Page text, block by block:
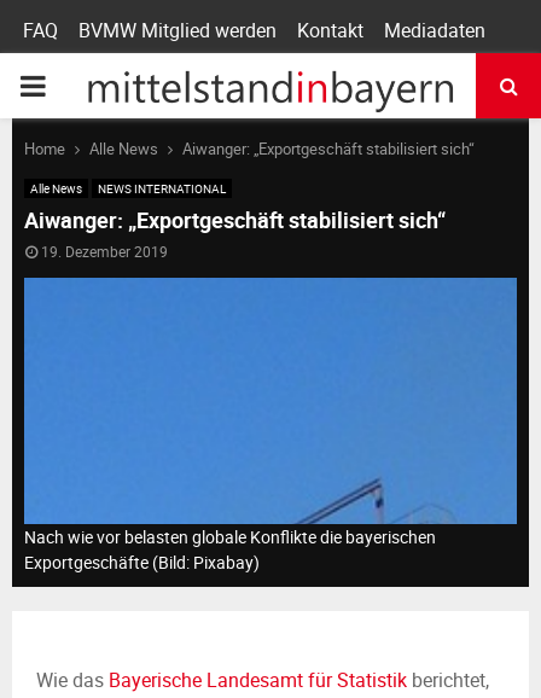
FAQ BVMW Mitglied werden Kontakt Mediadaten
P
R
I
M
M
N
Home Alle News Aiwanger: „Exportgeschäft stabilisiert sich“
Alle News NEWS INTERNATIONAL
Aiwanger: „Exportgeschäft stabilisiert sich“
19. Dezember 2019
Nach wie vor belasten globale Konflikte die bayerischen
Exportgeschäfte (Bild: Pixabay)
Wie das Bayerische Landesamt für Statistik berichtet,